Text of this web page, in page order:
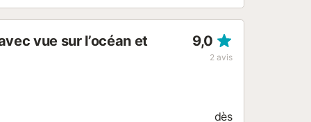
vue sur l’océan et
9,0
2 avis
dès